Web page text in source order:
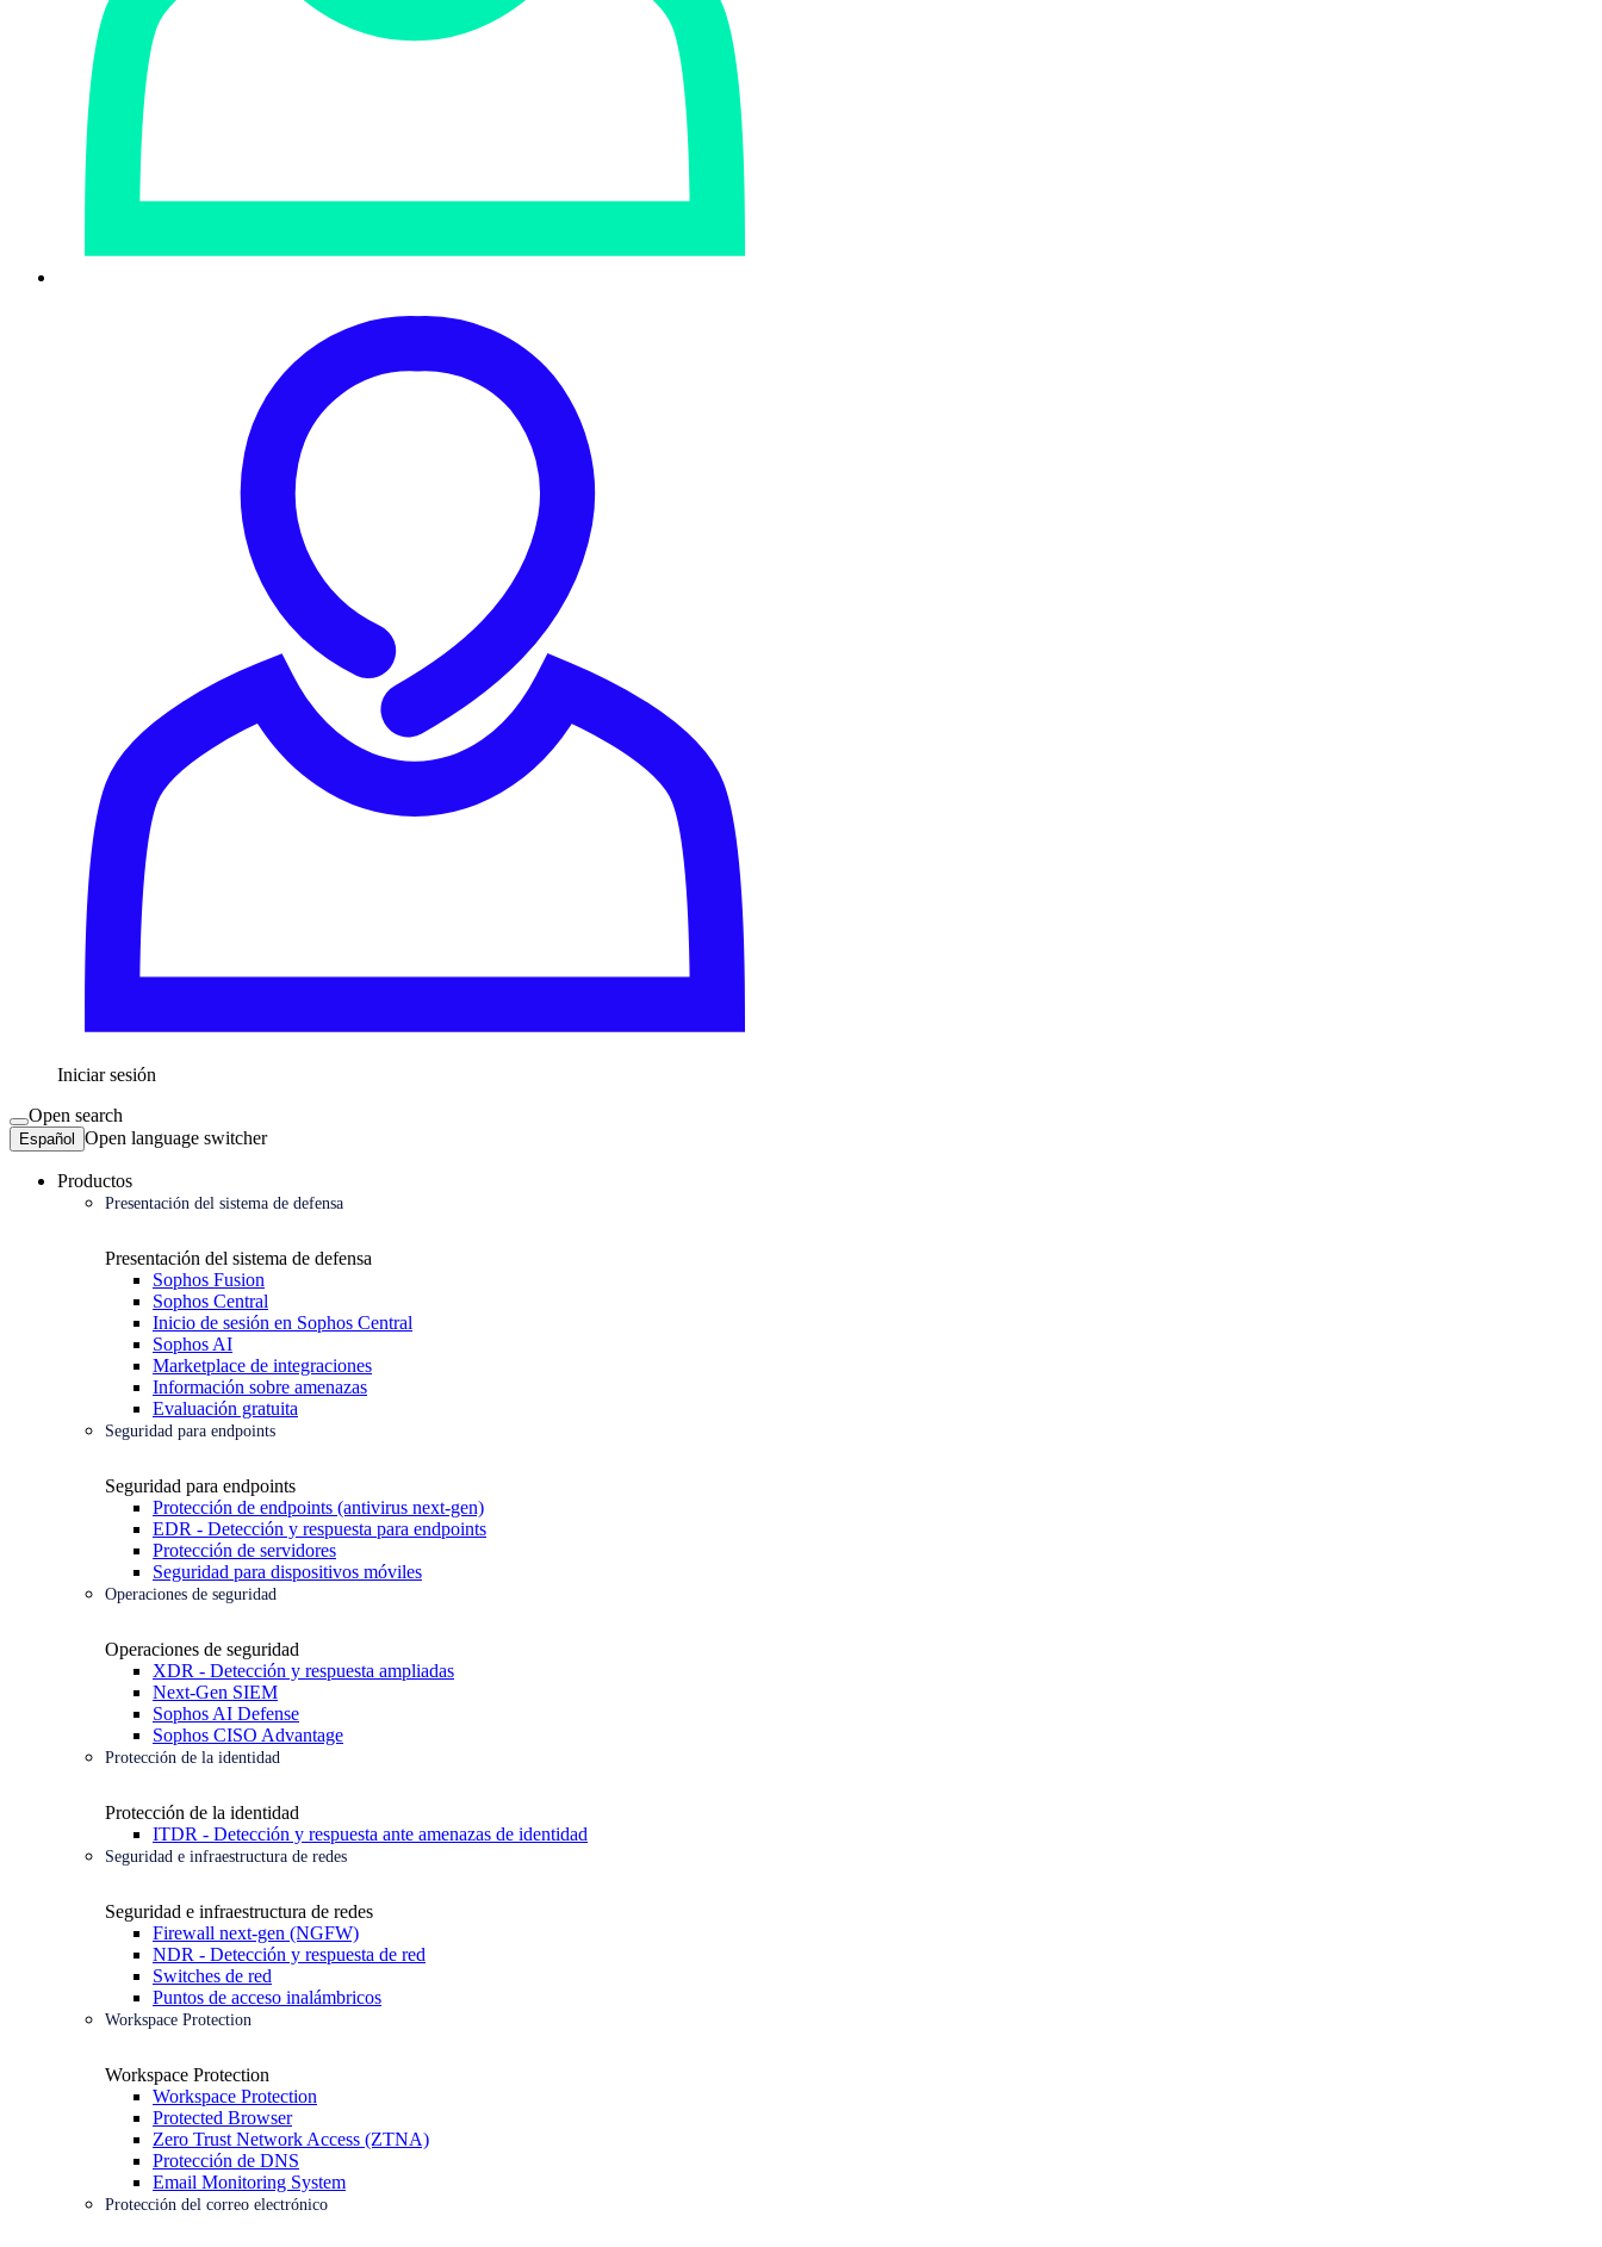
Iniciar sesión
Open search
Español Open language switcher
Productos
Presentación del sistema de defensa
Presentación del sistema de defensa
Sophos Fusion
Sophos Central
Inicio de sesión en Sophos Central
Sophos AI
Marketplace de integraciones
Información sobre amenazas
Evaluación gratuita
Seguridad para endpoints
Seguridad para endpoints
Protección de endpoints (antivirus next-gen)
EDR - Detección y respuesta para endpoints
Protección de servidores
Seguridad para dispositivos móviles
Operaciones de seguridad
Operaciones de seguridad
XDR - Detección y respuesta ampliadas
Next-Gen SIEM
Sophos AI Defense
Sophos CISO Advantage
Protección de la identidad
Protección de la identidad
ITDR - Detección y respuesta ante amenazas de identidad
Seguridad e infraestructura de redes
Seguridad e infraestructura de redes
Firewall next-gen (NGFW)
NDR - Detección y respuesta de red
Switches de red
Puntos de acceso inalámbricos
Workspace Protection
Workspace Protection
Workspace Protection
Protected Browser
Zero Trust Network Access (ZTNA)
Protección de DNS
Email Monitoring System
Protección del correo electrónico